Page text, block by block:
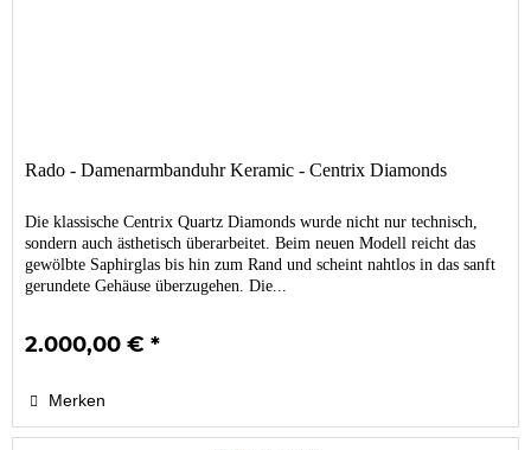
Rado - Damenarmbanduhr Keramic - Centrix Diamonds
Die klassische Centrix Quartz Diamonds wurde nicht nur technisch,
sondern auch ästhetisch überarbeitet. Beim neuen Modell reicht das
gewölbte Saphirglas bis hin zum Rand und scheint nahtlos in das sanft
gerundete Gehäuse überzugehen. Die...
2.000,00 € *
Merken